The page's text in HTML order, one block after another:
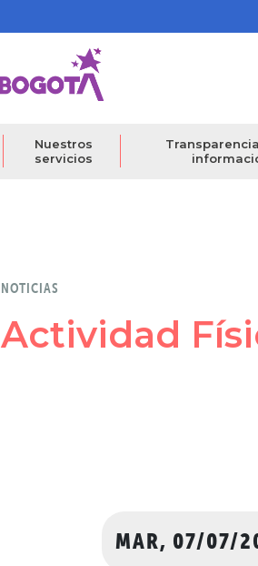
Nuestros
servicios
NOTICIAS
Actividad
MAR, 07/07/